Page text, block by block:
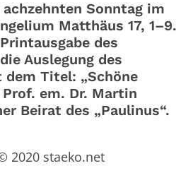
Sonntag im
Matthäus 17, 1–9.
des
Auslegung des
Titel: „Schöne
em. Dr. Martin
Beirat des „Paulinus“.
2020 staeko.net